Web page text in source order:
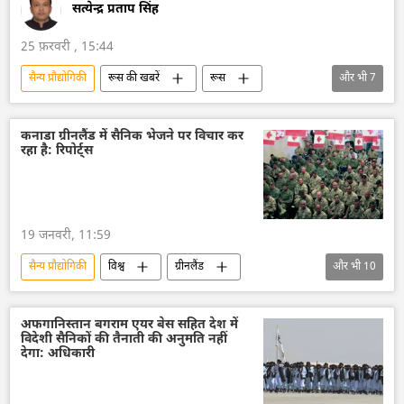
सत्येन्द्र प्रताप सिंह
25 फ़रवरी , 15:44
सैन्य प्रौद्योगिकी रूस की खबरें
रूस
रूस का विकास
सामूहिक विनाश के हथियार
हथियारों की आपूर्ति
विशेष सैन्य अभियान
सैन्य तकनीक
और भी7
कनाडा ग्रीनलैंड में सैनिक भेजने पर विचार कर
रहा है: रिपोर्ट्स
19 जनवरी, 11:59
सैन्य प्रौद्योगिकी विश्व
ग्रीनलैंड
अमेरिका
डॉनल्ड ट्रम्प
नाटो
सैन्य तकनीक
सैन्य अभ्यास
सैन्य सहायता
सैन्य तकनीकी सहयोग
सुरक्षा बल
कनाडा
और भी10
अफगानिस्तान बगराम एयर बेस सहित देश में
विदेशी सैनिकों की तैनाती की अनुमति नहीं
देगा: अधिकारी